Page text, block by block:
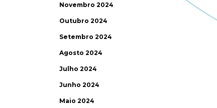
Novembro 2024
Outubro 2024
Setembro 2024
Agosto 2024
Julho 2024
Junho 2024
Maio 2024